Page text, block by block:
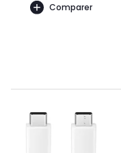
Comparer